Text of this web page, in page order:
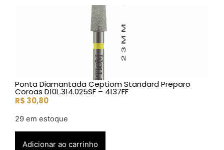
Ponta Diamantada Ceptiom Standard Preparo
Coroas D10L.314.025SF – 4137FF
R$ 30,80
29 em estoque
Adicionar ao carrinho